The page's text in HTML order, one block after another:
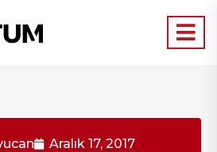
Aralık 17, 2017